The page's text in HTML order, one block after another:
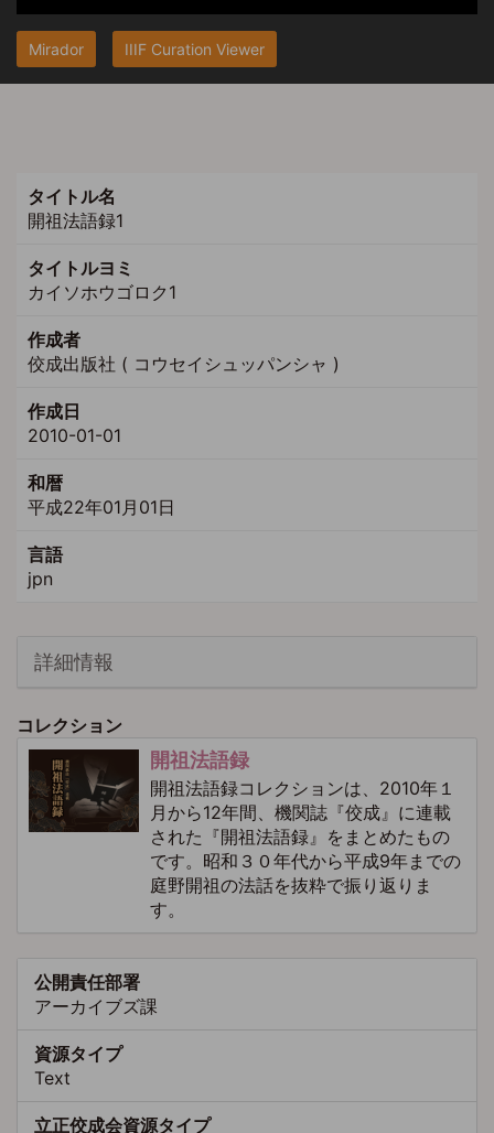
Mirador IIIF Curation Viewer
タイトル名
開祖法語録1
タイトルヨミ
カイソホウゴロク1
作成者
佼成出版社 ( コウセイシュッパンシャ )
作成日
2010-01-01
和暦
平成22年01月01日
言語
jpn
詳細情報
コレクション
開祖法語録
開祖法語録コレクションは、2010年１
月から12年間、機関誌『佼成』に連載
された『開祖法語録』をまとめたもの
です。昭和３０年代から平成9年までの
庭野開祖の法話を抜粋で振り返りま
す。
公開責任部署
アーカイブズ課
資源タイプ
Text
立正佼成会資源タイプ